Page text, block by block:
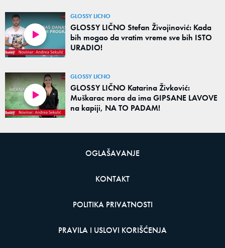
GLOSSY LICNO
GLOSSY LIČNO Stefan Živojinović: Kada
bih mogao da vratim vreme sve bih ISTO
URADIO!
GLOSSY LICNO
GLOSSY LIČNO Katarina Živković:
Muškarac mora da ima GIPSANE LAVOVE
na kapiji, NA TO PADAM!
OGLAŠAVANJE
KONTAKT
POLITIKA PRIVATNOSTI
PRAVILA I USLOVI KORIŠĆENJA